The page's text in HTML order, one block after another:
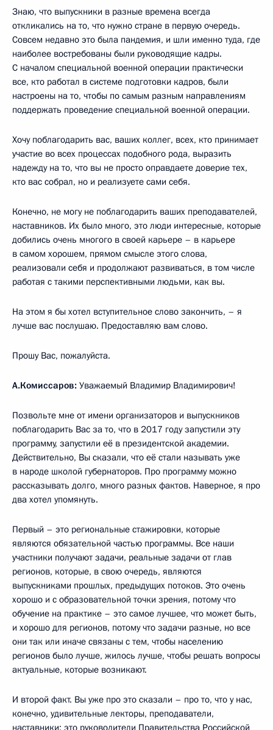
Знаю, что выпускники в разные времена всегда
откликались на то, что нужно стране в первую очередь.
Совсем недавно это была пандемия, и шли именно туда, где
наиболее востребованы были руководящие кадры.
С началом специальной военной операции практически
все, кто работал в системе подготовки кадров, были
настроены на то, чтобы по самым разным направлениям
поддержать проведение специальной военной операции.
Хочу поблагодарить вас, ваших коллег, всех, кто принимает
участие во всех процессах подобного рода, выразить
надежду на то, что вы не просто оправдаете доверие тех,
кто вас собрал, но и реализуете сами себя.
Конечно, не могу не поблагодарить ваших преподавателей,
наставников. Их было много, это люди интересные, которые
добились очень многого в своей карьере – в карьере
в самом хорошем, прямом смысле этого слова,
реализовали себя и продолжают развиваться, в том числе
работая с такими перспективными людьми, как вы.
На этом я бы хотел вступительное слово закончить, – я
лучше вас послушаю. Предоставляю вам слово.
Прошу Вас, пожалуйста.
А.Комиссаров: Уважаемый Владимир Владимирович!
Позвольте мне от имени организаторов и выпускников
поблагодарить Вас за то, что в 2017 году запустили эту
программу, запустили её в президентской академии.
Действительно, Вы сказали, что её стали называть уже
в народе школой губернаторов. Про программу можно
рассказывать долго, много разных фактов. Наверное, я про
два хотел упомянуть.
Первый – это региональные стажировки, которые
являются обязательной частью программы. Все наши
участники получают задачи, реальные задачи от глав
регионов, которые, в свою очередь, являются
выпускниками прошлых, предыдущих потоков. Это очень
хорошо и с образовательной точки зрения, потому что
обучение на практике – это самое лучшее, что может быть,
и хорошо для регионов, потому что задачи разные, но все
они так или иначе связаны с тем, чтобы населению
регионов было лучше, жилось лучше, чтобы решать вопросы
актуальные, которые возникают.
И второй факт. Вы уже про это сказали – про то, что у нас,
конечно, удивительные лекторы, преподаватели,
наставники: это руководители Правительства Российской